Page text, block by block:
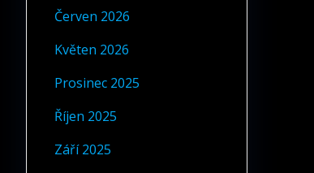
Červen 2026
Květen 2026
Prosinec 2025
Říjen 2025
Září 2025